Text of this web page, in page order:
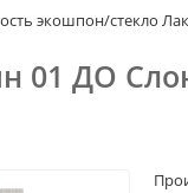
экошпон/стекло
01 ДО